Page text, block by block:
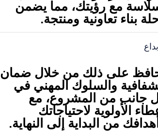
مع رؤيتك، مما يضمن
بناء تعاونية ومنتجة.
على ذلك من خلال ضمان
والسلوك المهني في
جانب من المشروع، مع
الأولوية لاحتياجاتك
من البداية إلى النهاية.